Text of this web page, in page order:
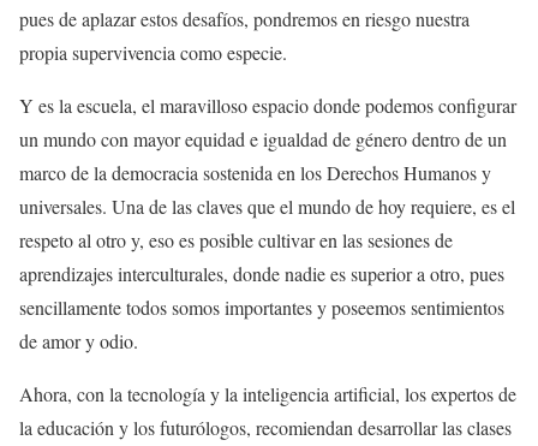
pues de aplazar estos desafíos, pondremos en riesgo nuestra
propia supervivencia como especie.
Y es la escuela, el maravilloso espacio donde podemos configurar
un mundo con mayor equidad e igualdad de género dentro de un
marco de la democracia sostenida en los Derechos Humanos y
universales. Una de las claves que el mundo de hoy requiere, es el
respeto al otro y, eso es posible cultivar en las sesiones de
aprendizajes interculturales, donde nadie es superior a otro, pues
sencillamente todos somos importantes y poseemos sentimientos
de amor y odio.
Ahora, con la tecnología y la inteligencia artificial, los expertos de
la educación y los futurólogos, recomiendan desarrollar las clases